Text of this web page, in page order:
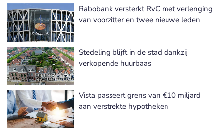
Rabobank versterkt RvC met verlenging
van voorzitter en twee nieuwe leden
Stedeling blijft in de stad dankzij
verkopende huurbaas
Vista passeert grens van €10 miljard
aan verstrekte hypotheken